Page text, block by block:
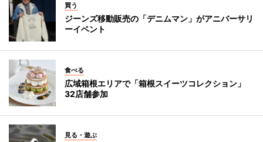
買う
ジーンズ移動販売の「デニムマン」がアニバーサリ
ーイベント
食べる
広域箱根エリアで「箱根スイーツコレクション」
32店舗参加
見る・遊ぶ